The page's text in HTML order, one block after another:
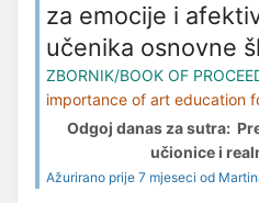
za emocije i
učenika osnovne
ZBORNIK/BOOK OF
importance of art education
Odgoj danas za sutra:
učionice i
Ažurirano prije 7 mjeseci od